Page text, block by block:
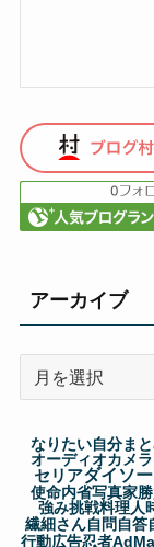
アーカイブ
イ
ブ
なりたい自分ま
オーディオカメ
セリアダイソー
使命内省写真家
強み挑戦料理人
繊細さん自問自答
行動広告忍者